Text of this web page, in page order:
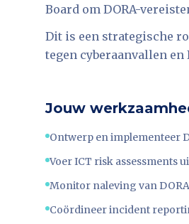
Board om DORA-
Dit is een strategische
tegen cyberaanvallen
Jouw
Ontwerp en implementeer
Voer ICT risk assessments
Monitor naleving van
Coördineer incident